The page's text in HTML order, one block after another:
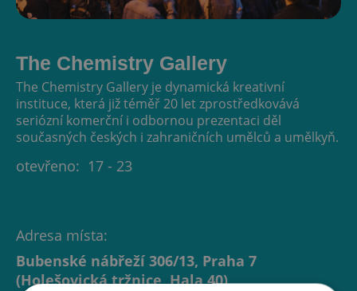
The Chemistry Gallery
The Chemistry Gallery je dynamická kreativní
instituce, která již téměř 20 let zprostředkovává
seriózní komerční i odbornou prezentaci děl
současných českých i zahraničních umělců a umělkyň.
otevřeno: 17 - 23
Adresa místa:
Bubenské nábřeží 306/13, Praha 7
(Holešovická tržnice, Hala 40)